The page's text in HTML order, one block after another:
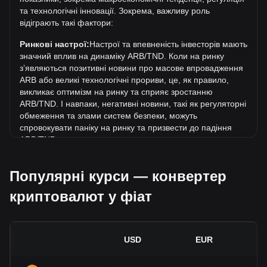
Яка динаміка цін у TND?
За останні 7 днів обмінний курс Arbitrum (ARB) знизився
на 3.59%. За останній місяць обмінний курс Arbitrum
(ARB) зріс на 1.04% стосовно наступної валюти:
Туніський динар (TND).
та технологічні інновації. Зокрема, важливу роль
відіграють такі фактори:
Ринкові настрої:Настрої та впевненість інвесторів мають
значний вплив на динаміку ARB/TND. Коли на ринку
зʼявляються позитивні новини про масове впровадження
ARB або великі технологічні прориви, це, як правило,
викликає оптимізм на ринку та сприяє зростанню
ARB/TND. І навпаки, негативні новини, такі як регуляторні
обмеження та злами систем безпеки, можуть
спровокувати паніку на ринку та призвести до падіння
ARB/TND.
регуляція, що стосуються криптовалют, мають
безпосередній вплив на їх масове впровадження, що, в
свою чергу, визначає їхню вартість відносно традиційних
навпаки, незрозуміла або надто сувора регуляторна
Популярні курси — конвертер
криптовалют у фіат
USD EUR